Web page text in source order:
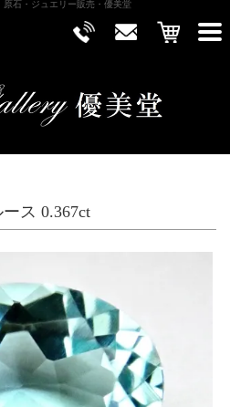
石・ジュエリー販売・優美堂
ス 0.367ct